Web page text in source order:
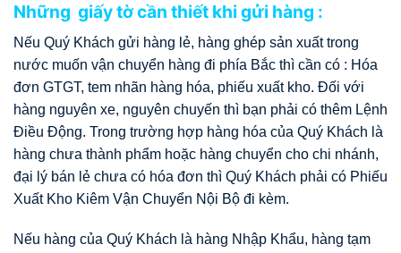
Những giấy tờ cần thiết khi gửi hàng :
Nếu Quý Khách gửi hàng lẻ, hàng ghép sản xuất trong
nước muốn vận chuyển hàng đi phía Bắc thì cần có : Hóa
đơn GTGT, tem nhãn hàng hóa, phiếu xuất kho. Đối với
hàng nguyên xe, nguyên chuyến thì bạn phải có thêm Lệnh
Điều Động. Trong trường hợp hàng hóa của Quý Khách là
hàng chưa thành phẩm hoặc hàng chuyển cho chi nhánh,
đại lý bán lẻ chưa có hóa đơn thì Quý Khách phải có Phiếu
Xuất Kho Kiêm Vận Chuyển Nội Bộ đi kèm.
Nếu hàng của Quý Khách là hàng Nhập Khẩu, hàng tạm